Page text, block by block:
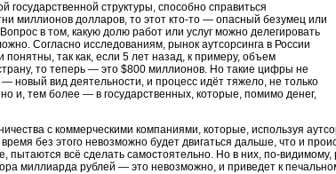
государственной структуры, способно справиться
миллионов долларов, то этот кто-то — опасный безумец или
в том, какую долю работ или услуг можно делегировать
Согласно исследованиям, рынок аутсорсинга в России
понятны, так как, если 5 лет назад, к примеру, объем
то теперь — это $800 миллионов. Но такие цифры не
новый вид деятельности, и процесс идёт тяжело, не только
и, тем более — в государственных, которые, помимо денег,
с коммерческими компаниями, которые, используя
без этого невозможно будет двигаться дальше, что и
пытаются всё сделать самостоятельно. Но в них, по-видимому,
миллиарда рублей — это невозможно, и приведет к